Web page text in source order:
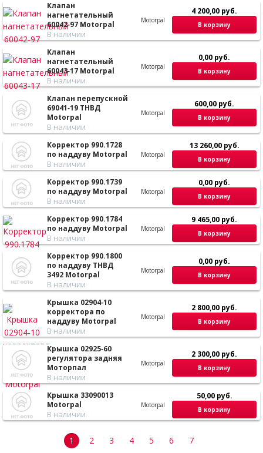
Клапан
нагнетательный
60042‑97 Motorpal
В наличии
Motorpal
4 200,00 руб.
В корзину
Клапан
нагнетательный
60043‑17 Motorpal
В наличии
Motorpal
0,00 руб.
В корзину
Клапан перепускной
69041‑19 ТНВД
Motorpal
В наличии
Motorpal
600,00 руб.
В корзину
Корректор 990.1728
по наддуву Motorpal
В наличии
Motorpal
13 260,00 руб.
В корзину
Корректор 990.1739
по наддуву Motorpal
В наличии
Motorpal
0,00 руб.
В корзину
Корректор 990.1784
по наддуву Motorpal
В наличии
Motorpal
9 465,00 руб.
В корзину
Корректор 990.1800
по наддуву ТНВД
3492 Motorpal
В наличии
Motorpal
0,00 руб.
В корзину
Крышка 02904‑10
корректора по
наддуву Motorpal
В наличии
Motorpal
2 800,00 руб.
В корзину
Крышка 02925‑60
регулятора задняя
Моторпал
В наличии
Motorpal
2 300,00 руб.
В корзину
Крышка 33090013
Motorpal
В наличии
Motorpal
50,00 руб.
В корзину
1 2 3 4 5 6 7